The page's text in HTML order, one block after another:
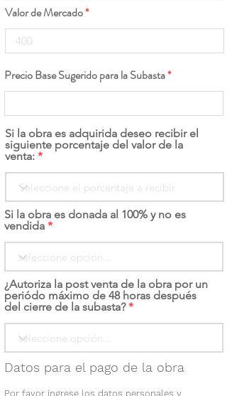
Valor de Mercado
Precio Base Sugerido para la Subasta
Si la obra es adquirida deseo recibir el
siguiente porcentaje del valor de la
venta:
Si la obra es donada al 100% y no es
vendida
¿Autoriza la post venta de la obra por un
periódo máximo de 48 horas después
del cierre de la subasta?
Datos para el pago de la obra
Por favor ingrese los datos personales y